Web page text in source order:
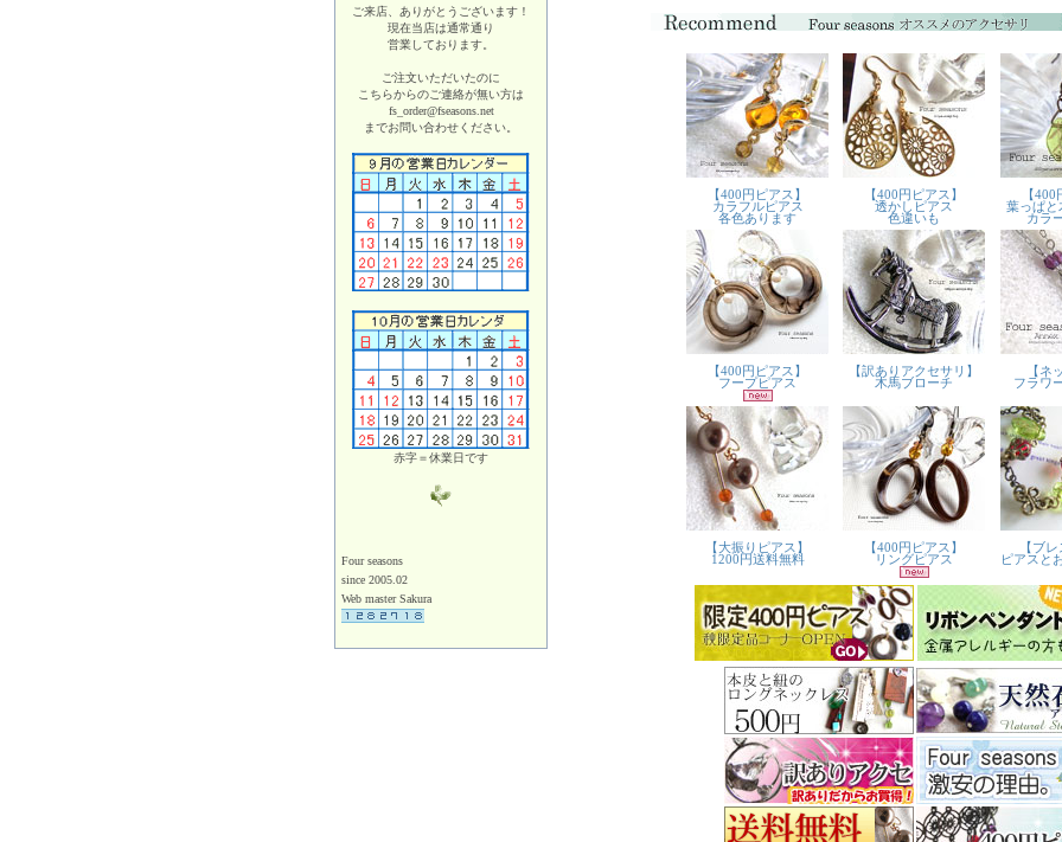
ご来店、ありがとうございます！
現在当店は通常通り
営業しております。
ご注文いただいたのに
こちらからのご連絡が無い方は
fs_order@fseasons.net
までお問い合わせください。
赤字＝休業日です
Four seasons
since 2005.02
Web master Sakura